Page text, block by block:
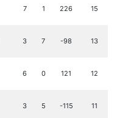
7 1 226 15
3 7 -98 13
6 0 121 12
3 5 -115 11